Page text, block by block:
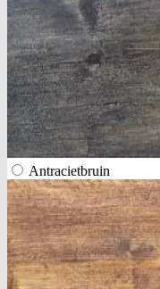
Antracietbruin